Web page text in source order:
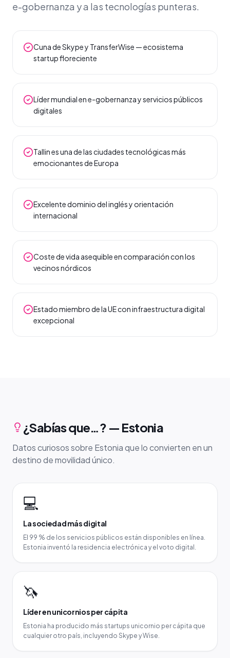
e-gobernanza y a las tecnologías punteras.
Cuna de Skype y TransferWise — ecosistema
startup floreciente
Líder mundial en e-gobernanza y servicios públicos
digitales
Tallin es una de las ciudades tecnológicas más
emocionantes de Europa
Excelente dominio del inglés y orientación
internacional
Coste de vida asequible en comparación con los
vecinos nórdicos
Estado miembro de la UE con infraestructura digital
excepcional
¿Sabías que…? — Estonia
Datos curiosos sobre Estonia que lo convierten en un
destino de movilidad único.
💻
La sociedad más digital
El 99 % de los servicios públicos están disponibles en línea.
Estonia inventó la residencia electrónica y el voto digital.
🦄
Líder en unicornios per cápita
Estonia ha producido más startups unicornio per cápita que
cualquier otro país, incluyendo Skype y Wise.